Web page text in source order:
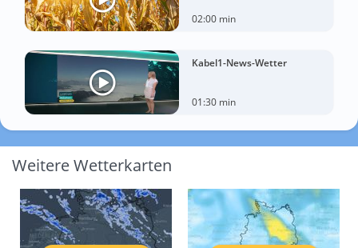
02:00 min
Kabel1-News-Wetter
01:30 min
Weitere Wetterkarten